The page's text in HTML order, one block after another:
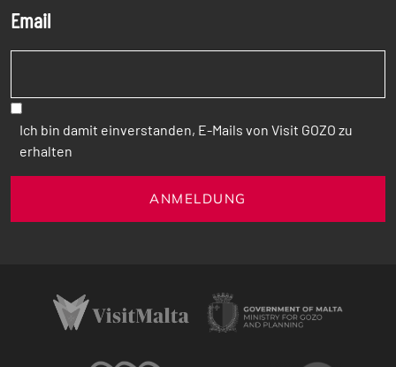
Email
Ich bin damit einverstanden, E-Mails von Visit GOZO zu
erhalten
ANMELDUNG